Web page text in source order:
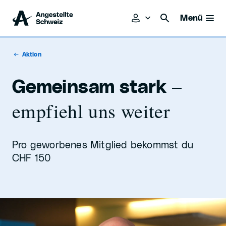
Menü
Aktion
Gemeinsam stark –
empfiehl uns weiter
Pro geworbenes Mitglied bekommst du
CHF 150